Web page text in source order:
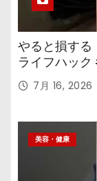
やると損する
ライフハッ
7月 16, 2026
美容・健康